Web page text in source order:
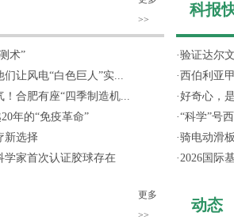
>>
术”
让风电“白色巨人”实...
合肥有座“四季制造机...
年的“免疫革命”
新选择
学家首次认证胶球存在
更多
>>
科报
·验证达尔
· 西伯利亚
·好奇心，
·“科学”号
·骑电动滑
·2026国际
动态